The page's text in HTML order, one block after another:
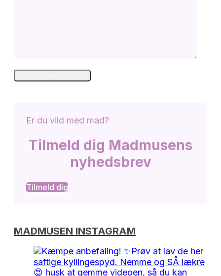
Er du vild med mad?
Tilmeld dig Madmusens
nyhedsbrev
Tilmeld dig
MADMUSEN INSTAGRAM